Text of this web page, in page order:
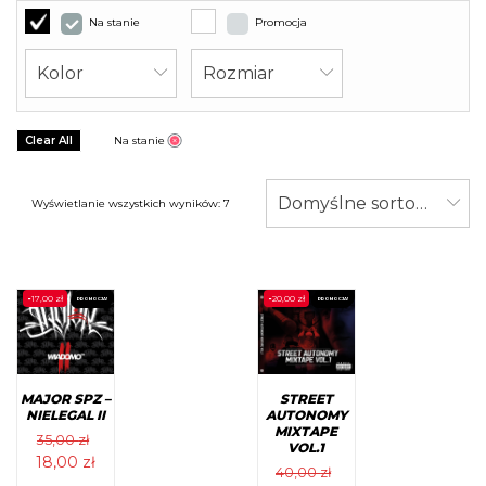
Na stanie Promocja
Kolor Rozmiar
Clear All Na stanie
Wyświetlanie wszystkich wyników: 7 Domyślne sortowanie
PROMOCJA!
-17,00 zł
MAJOR SPZ –
NIELEGAL II
35,00zł
Pierwotna
18,00 złAktualna
PROMOCJA!
-20,00 zł
STREET
AUTONOMY
MIXTAPE
VOL.1
40,00zł